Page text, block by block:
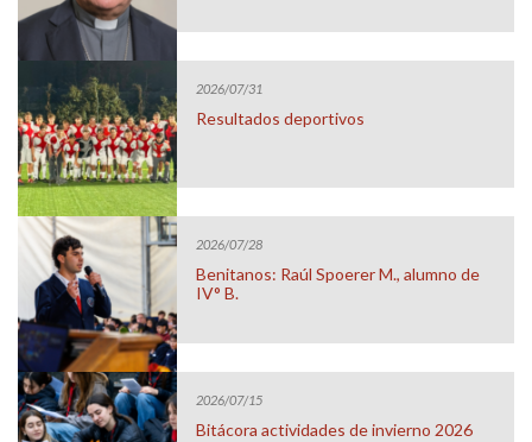
2026/07/31
Resultados deportivos
2026/07/28
Benitanos: Raúl Spoerer M., alumno de
IV° B.
2026/07/15
Bitácora actividades de invierno 2026